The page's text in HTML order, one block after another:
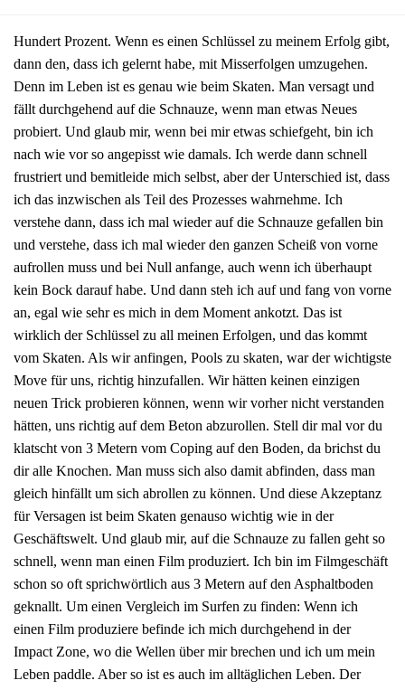
Hundert Prozent. Wenn es einen Schlüssel zu meinem Erfolg gibt,
dann den, dass ich gelernt habe, mit Misserfolgen umzugehen.
Denn im Leben ist es genau wie beim Skaten. Man versagt und
fällt durchgehend auf die Schnauze, wenn man etwas Neues
probiert. Und glaub mir, wenn bei mir etwas schiefgeht, bin ich
nach wie vor so angepisst wie damals. Ich werde dann schnell
frustriert und bemitleide mich selbst, aber der Unterschied ist, dass
ich das inzwischen als Teil des Prozesses wahrnehme. Ich
verstehe dann, dass ich mal wieder auf die Schnauze gefallen bin
und verstehe, dass ich mal wieder den ganzen Scheiß von vorne
aufrollen muss und bei Null anfange, auch wenn ich überhaupt
kein Bock darauf habe. Und dann steh ich auf und fang von vorne
an, egal wie sehr es mich in dem Moment ankotzt. Das ist
wirklich der Schlüssel zu all meinen Erfolgen, und das kommt
vom Skaten. Als wir anfingen, Pools zu skaten, war der wichtigste
Move für uns, richtig hinzufallen. Wir hätten keinen einzigen
neuen Trick probieren können, wenn wir vorher nicht verstanden
hätten, uns richtig auf dem Beton abzurollen. Stell dir mal vor du
klatscht von 3 Metern vom Coping auf den Boden, da brichst du
dir alle Knochen. Man muss sich also damit abfinden, dass man
gleich hinfällt um sich abrollen zu können. Und diese Akzeptanz
für Versagen ist beim Skaten genauso wichtig wie in der
Geschäftswelt. Und glaub mir, auf die Schnauze zu fallen geht so
schnell, wenn man einen Film produziert. Ich bin im Filmgeschäft
schon so oft sprichwörtlich aus 3 Metern auf den Asphaltboden
geknallt. Um einen Vergleich im Surfen zu finden: Wenn ich
einen Film produziere befinde ich mich durchgehend in der
Impact Zone, wo die Wellen über mir brechen und ich um mein
Leben paddle. Aber so ist es auch im alltäglichen Leben. Der